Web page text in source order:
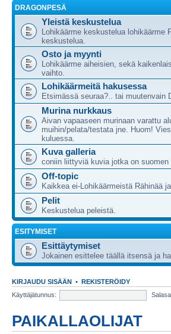
DRAGONPESÄ
Yleistä keskustelua
Lohikäärme keskustelua lohikäärme
keskustelua.
Osto ja myynti
Lohikäärme aiheisien, sekä
vaihto.
Lohikäärmeitä hakusessa
Etsimässä seuraa?.. tai muutenvain
Murina nurkkaus
Aivan vapaaseen murinaan varattu
muihin/pelata/testata jne. Huom!
kuluessa.
Kuva galleria
coniin liittyviä kuvia jotka on
Off-topic
Kaikkea ei-Lohikäärmeistä Rähinää
Pelit
Keskustelua peleistä.
ESITYMISET
Esittäytymiset
Jokainen esittelee täällä itsensä ja
KIRJAUDU SISÄÄN • REKISTERÖIDY
Käyttäjätunnus:
PAIKALLAOLIJAT